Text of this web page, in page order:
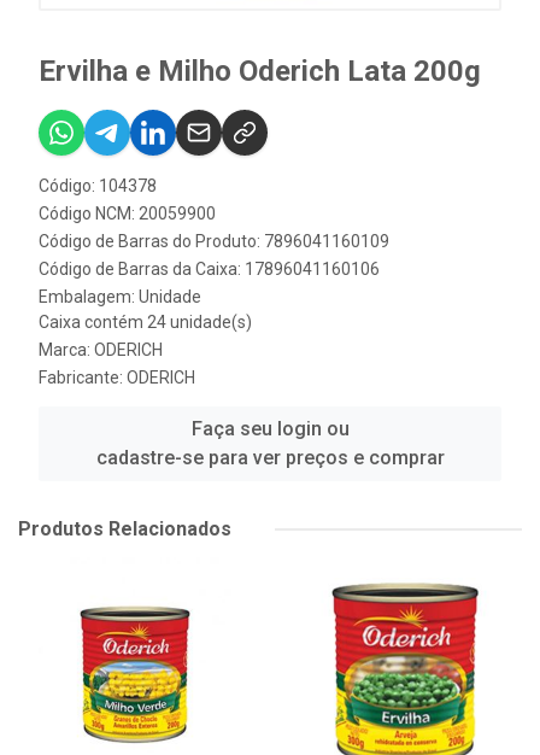
Ervilha e Milho Oderich Lata 200g
Código: 104378
Código NCM: 20059900
Código de Barras do Produto: 7896041160109
Código de Barras da Caixa: 17896041160106
Embalagem: Unidade
Caixa contém 24 unidade(s)
Marca: ODERICH
Fabricante: ODERICH
Faça seu login ou
cadastre-se para ver preços e comprar
Produtos Relacionados